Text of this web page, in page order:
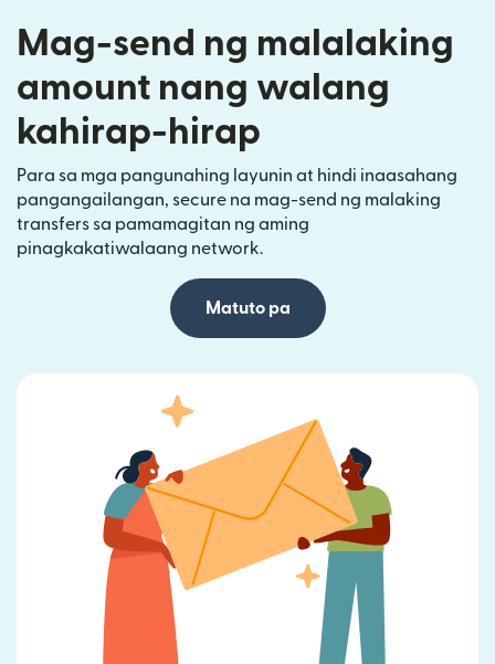
Mag-send ng malalaking
amount nang walang
kahirap-hirap
Para sa mga pangunahing layunin at hindi inaasahang
pangangailangan, secure na mag-send ng malaking
transfers sa pamamagitan ng aming
pinagkakatiwalaang network.
Matuto pa